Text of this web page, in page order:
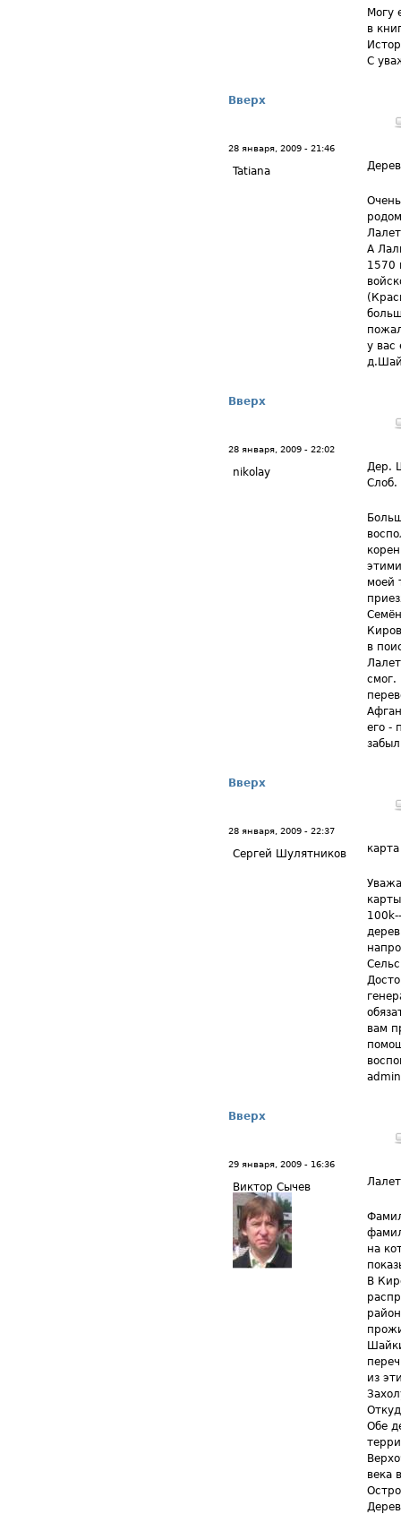
Могу
в
С
Вверх
28 января, 2009 - 21:46
Tatiana
А
1570
у вас
Вверх
28 января, 2009 - 22:02
nikolay
Дер.
Слоб.
моей
в
смог.
его -
Вверх
28 января, 2009 - 22:37
Сергей Шулятников карта
вам
Вверх
29 января, 2009 - 16:36
Виктор Сычев
на
В
из
Обе
века